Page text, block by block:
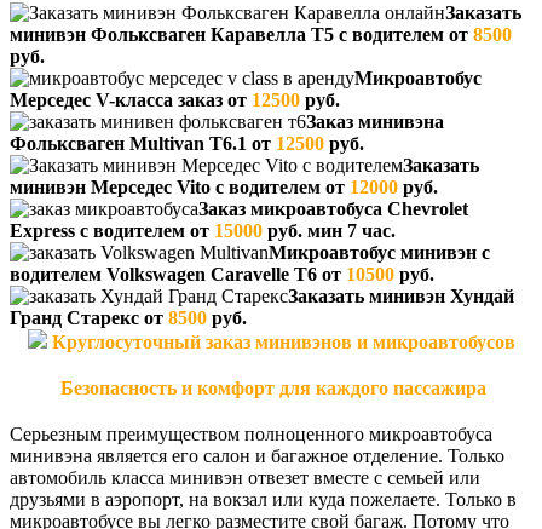
Заказать
минивэн Фольксваген Каравелла Т5 с водителем от 8500
руб.
Микроавтобус
Мерседес V-класса заказ от 12500 руб.
Заказ минивэна
Фольксваген Multivan T6.1 от 12500 руб.
Заказать
минивэн Мерседес Vito с водителем от 12000 руб.
Заказ микроавтобуса Chevrolet
Express с водителем от 15000 руб. мин 7 час.
Микроавтобус минивэн с
водителем Volkswagen Caravelle T6 от 10500 руб.
Заказать минивэн Хундай
Гранд Старекс от 8500 руб.
Круглосуточный заказ минивэнов и микроавтобусов
Безопасность и комфорт для каждого пассажира
Серьезным преимуществом полноценного микроавтобуса
минивэна является его салон и багажное отделение. Только
автомобиль класса минивэн отвезет вместе с семьей или
друзьями в аэропорт, на вокзал или куда пожелаете. Только в
микроавтобусе вы легко разместите свой багаж. Потому что